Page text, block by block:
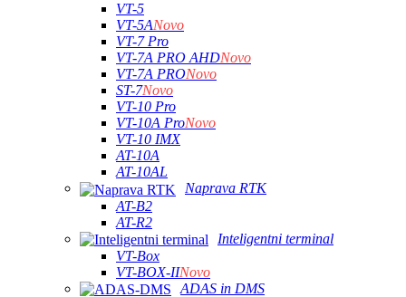
VT-5
VT-5ANovo
VT-7 Pro
VT-7A PRO AHDNovo
VT-7A PRONovo
ST-7Novo
VT-10 Pro
VT-10A ProNovo
VT-10 IMX
AT-10A
AT-10AL
Naprava RTK
AT-B2
AT-R2
Inteligentni terminal
VT-Box
VT-BOX-IINovo
ADAS in DMS